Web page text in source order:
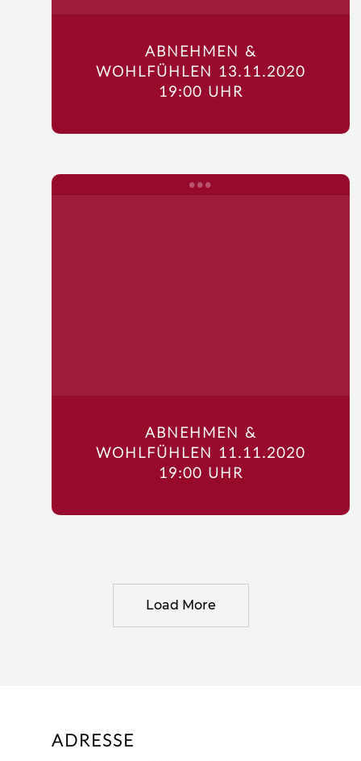
ABNEHMEN &
WOHLFÜHLEN 13.11.2020
19:00 UHR
ABNEHMEN &
WOHLFÜHLEN 11.11.2020
19:00 UHR
Load More
ADRESSE